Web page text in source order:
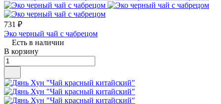
731 ₽
Эко черный чай с чабрецом
Есть в наличии
В корзину